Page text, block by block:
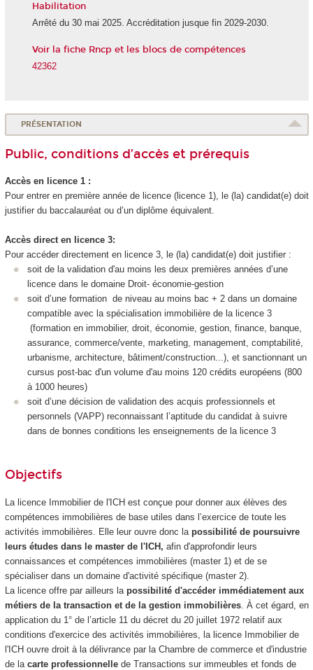
Habilitation
Arrêté du 30 mai 2025. Accréditation jusque fin 2029-2030.
Voir la fiche Rncp et les blocs de compétences
42362
PRÉSENTATION
Public, conditions d’accès et prérequis
Accès en licence 1 :
Pour entrer en première année de licence (licence 1), le (la) candidat(e) doit
justifier du baccalauréat ou d’un diplôme équivalent.
Accès direct en licence 3:
Pour accéder directement en licence 3, le (la) candidat(e) doit justifier :
soit de la validation d'au moins les deux premières années d’une
licence dans le domaine Droit- économie-gestion
soit d’une formation de niveau au moins bac + 2 dans un domaine
compatible avec la spécialisation immobilière de la licence 3
(formation en immobilier, droit, économie, gestion, finance, banque,
assurance, commerce/vente, marketing, management, comptabilité,
urbanisme, architecture, bâtiment/construction...), et sanctionnant un
cursus post-bac d'un volume d'au moins 120 crédits européens (800
à 1000 heures)
soit d’une décision de validation des acquis professionnels et
personnels (VAPP) reconnaissant l’aptitude du candidat à suivre
dans de bonnes conditions les enseignements de la licence 3
Objectifs
La licence Immobilier de l'ICH est conçue pour donner aux élèves des
compétences immobilières de base utiles dans l’exercice de toute les
activités immobilières. Elle leur ouvre donc la possibilité de poursuivre
leurs études dans le master de l'ICH, afin d'approfondir leurs
connaissances et compétences immobilières (master 1) et de se
spécialiser dans un domaine d'activité spécifique (master 2).
La licence offre par ailleurs la possibilité d'accéder immédiatement aux
métiers de la transaction et de la gestion immobilières. À cet égard, en
application du 1° de l’article 11 du décret du 20 juillet 1972 relatif aux
conditions d'exercice des activités immobilières, la licence Immobilier de
l'ICH ouvre droit à la délivrance par la Chambre de commerce et d'industrie
de la carte professionnellede Transactions sur immeubles et fonds de